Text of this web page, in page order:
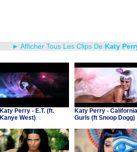
► Afficher Tous Les Clips De Katy
Katy Perry - E.T. (ft.
Kanye West)
Katy Perry - California
Gurls (ft Snoop Dogg)